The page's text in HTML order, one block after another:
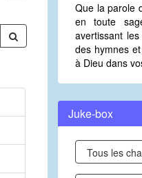
Que la parole
en toute
avertissant
des hymnes
à Dieu dans
Juke-box